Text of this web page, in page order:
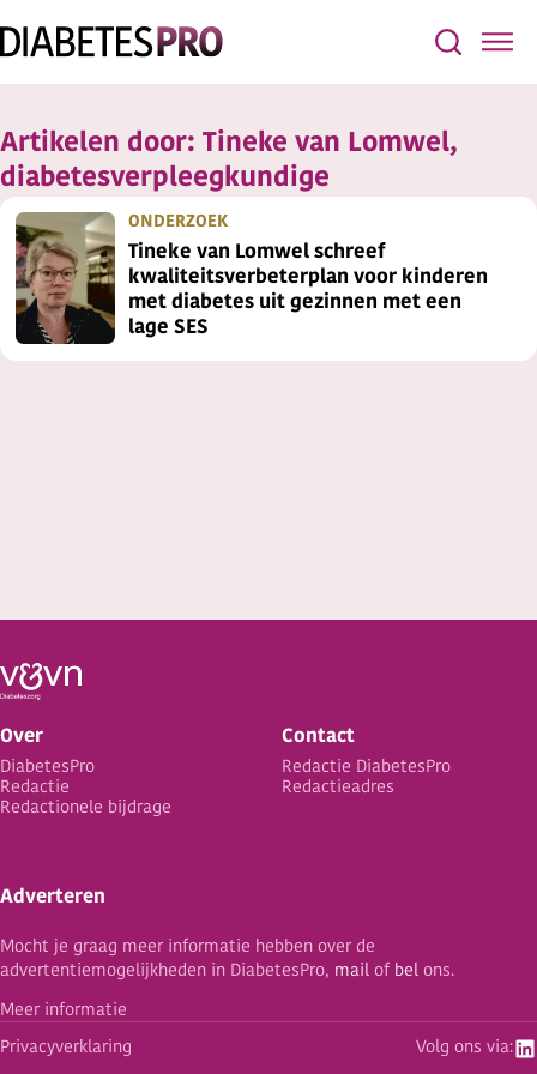
Artikelen door: Tineke van Lomwel,
diabetesverpleegkundige
Tineke van Lomwel schreef
kwaliteitsverbeterplan voor kinderen
met diabetes uit gezinnen met een
lage SES
ONDERZOEK
Over
DiabetesPro
Redactie
Redactionele bijdrage
Adverteren
Mocht je graag meer informatie hebben over de
advertentiemogelijkheden in DiabetesPro, mail of bel ons.
Meer informatie
Contact
Redactie DiabetesPro
Redactieadres
Privacyverklaring Volg ons via: